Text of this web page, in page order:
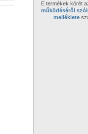
E termékek körét
működéséről
melléklete